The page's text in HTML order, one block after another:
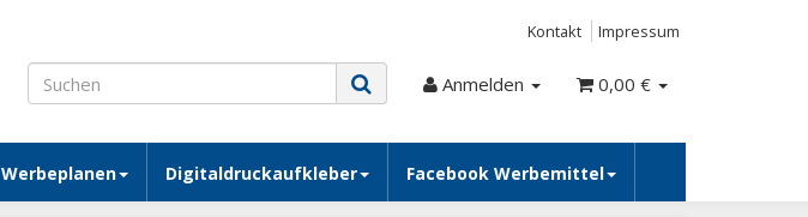
Kontakt Impressum
Anmelden 0,00 €
Werbeplanen Digitaldruckaufkleber Facebook Werbemittel